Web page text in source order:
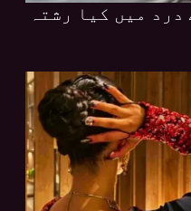
میں کیا رشتہ